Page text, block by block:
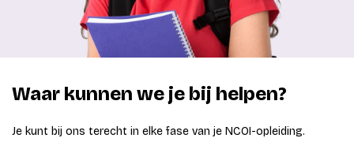
Waar kunnen we je bij helpen?
Je kunt bij ons terecht in elke fase van je NCOI-opleiding.